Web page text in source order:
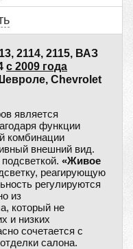
2114, 2115, ВАЗ
с 2009 года
Chevrolet
является
функции
комбинации
внешний вид.
«Живое
реагирующую
регулируются
из
который не
и низких
сочетается с
салона.